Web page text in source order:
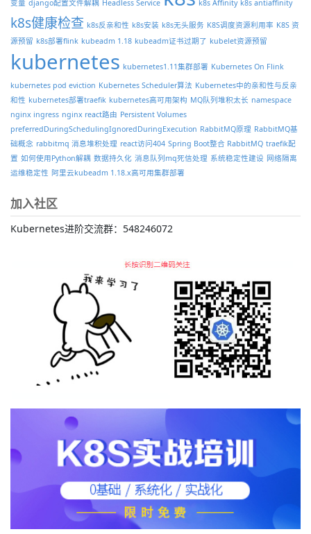
变量 django配置文件解耦 Headless Service k8s Affinity k8s antiaffinity
k8s健康检查 k8s反亲和性 k8s安装 k8s无头服务 K8S调度资源利用率 K8S 资
源预留 k8s部署flink kubeadm 1.18 kubeadm证书过期了 kubelet资源预留
kubernetes kubernetes1.11集群部署 Kubernetes On Flink
kubernetes pod eviction Kubernetes Scheduler算法 Kubernetes中的亲和性与反亲
和性 kubernetes部署traefik kubernetes高可用架构 MQ队列堆积太长 namespace
nginx ingress nginx react路由 Persistent Volumes
preferredDuringSchedulingIgnoredDuringExecution RabbitMQ原理 RabbitMQ基
础概念 rabbitmq 消息堆积处理 react访问404 Spring Boot整合 RabbitMQ traefik配
置 如何使用Python解耦 数据持久化 消息队列mq死信处理 系统稳定性建设 网络隔离
运维稳定性 阿里云kubeadm 1.18.x高可用集群部署
加入社区
Kubernetes进阶交流群：548246072